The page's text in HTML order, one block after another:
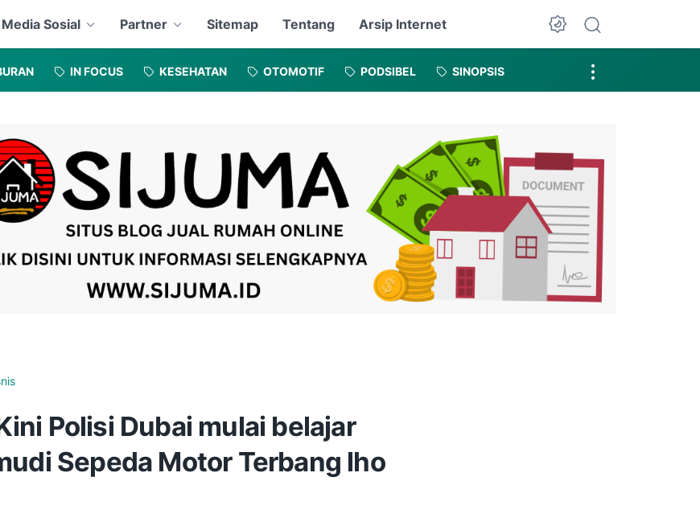
Media Sosial Partner Sitemap Tentang Arsip Internet
Dark Mode
IN FOCUS KESEHATAN OTOMOTIF PODSIBEL SINOPSIS
Polisi Dubai mulai belajar
Sepeda Motor Terbang lho